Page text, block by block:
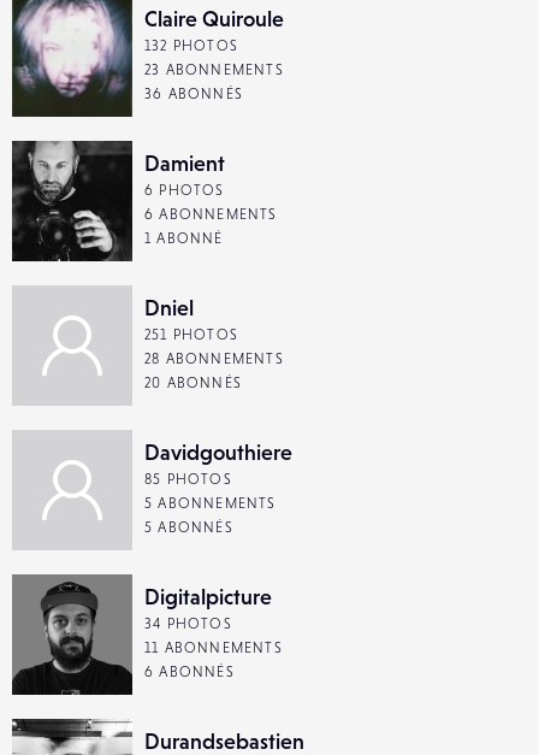
Claire Quiroule
132 PHOTOS
23 ABONNEMENTS
36 ABONNÉS
Damient
6 PHOTOS
6 ABONNEMENTS
1 ABONNÉ
Dniel
251 PHOTOS
28 ABONNEMENTS
20 ABONNÉS
Davidgouthiere
85 PHOTOS
5 ABONNEMENTS
5 ABONNÉS
Digitalpicture
34 PHOTOS
11 ABONNEMENTS
6 ABONNÉS
Durandsebastien